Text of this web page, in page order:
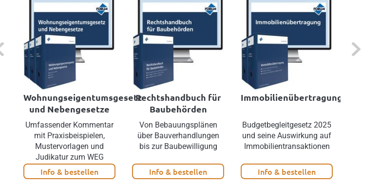
Next
Wohnungseigentumsgesetz
und Nebengesetze
Umfassender Kommentar
mit Praxisbeispielen,
Mustervorlagen und
Judikatur zum WEG
Info & bestellen
Rechtshandbuch für
Baubehörden
Von Bebauungsplänen
über Bauverhandlungen
bis zur Baubewilligung
Info & bestellen
Immobilienübertragung
Budgetbegleitgesetz 2025
und seine Auswirkung auf
Immobilientransaktionen
Info & bestellen